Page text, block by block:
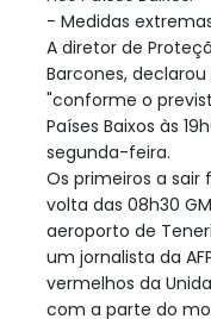
- Medidas
A diretor de
Barcones, declarou
"conforme o
Países Baixos às
segunda-feira.
Os primeiros a sair
volta das 08h30
aeroporto de
um jornalista da
vermelhos da
com a parte do